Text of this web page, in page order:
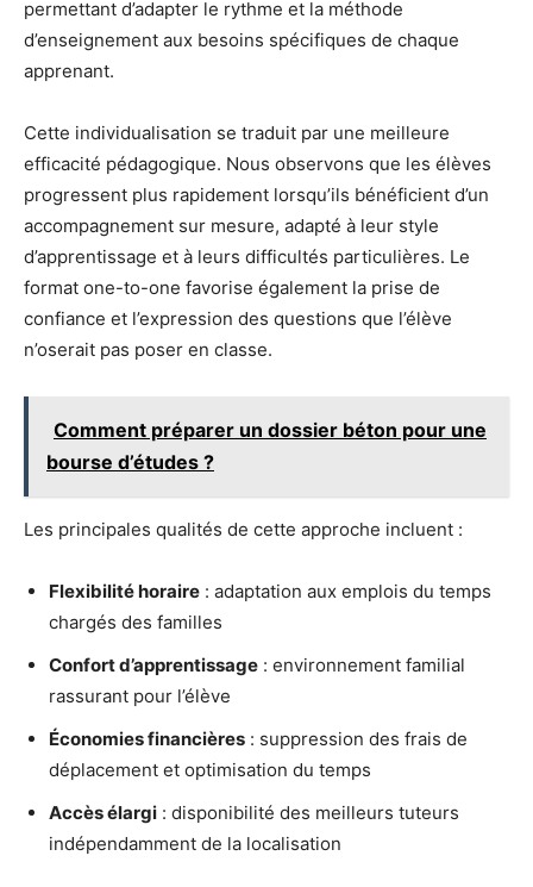
permettant d’adapter le rythme et la méthode
d’enseignement aux besoins spécifiques de chaque
apprenant.
Cette individualisation se traduit par une meilleure
efficacité pédagogique. Nous observons que les élèves
progressent plus rapidement lorsqu’ils bénéficient d’un
accompagnement sur mesure, adapté à leur style
d’apprentissage et à leurs difficultés particulières. Le
format one-to-one favorise également la prise de
confiance et l’expression des questions que l’élève
n’oserait pas poser en classe.
Comment préparer un dossier béton pour une
bourse d’études ?
Les principales qualités de cette approche incluent :
Flexibilité horaire : adaptation aux emplois du temps
chargés des familles
Confort d’apprentissage : environnement familial
rassurant pour l’élève
Économies financières : suppression des frais de
déplacement et optimisation du temps
Accès élargi : disponibilité des meilleurs tuteurs
indépendamment de la localisation